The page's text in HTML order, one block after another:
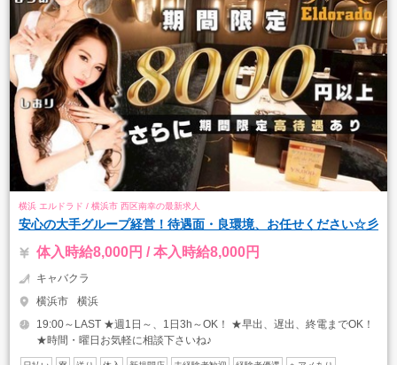
横浜 エルドラド / 横浜市 西区南幸の最新求人
安心の大手グループ経営！待遇面・良環境、お任せください☆彡
体入時給8,000円 / 本入時給8,000円
キャバクラ
横浜市
横浜
19:00～LAST ★週1日～、1日3h～OK！ ★早出、遅出、終電までOK！
★時間・曜日お気軽に相談下さいね♪